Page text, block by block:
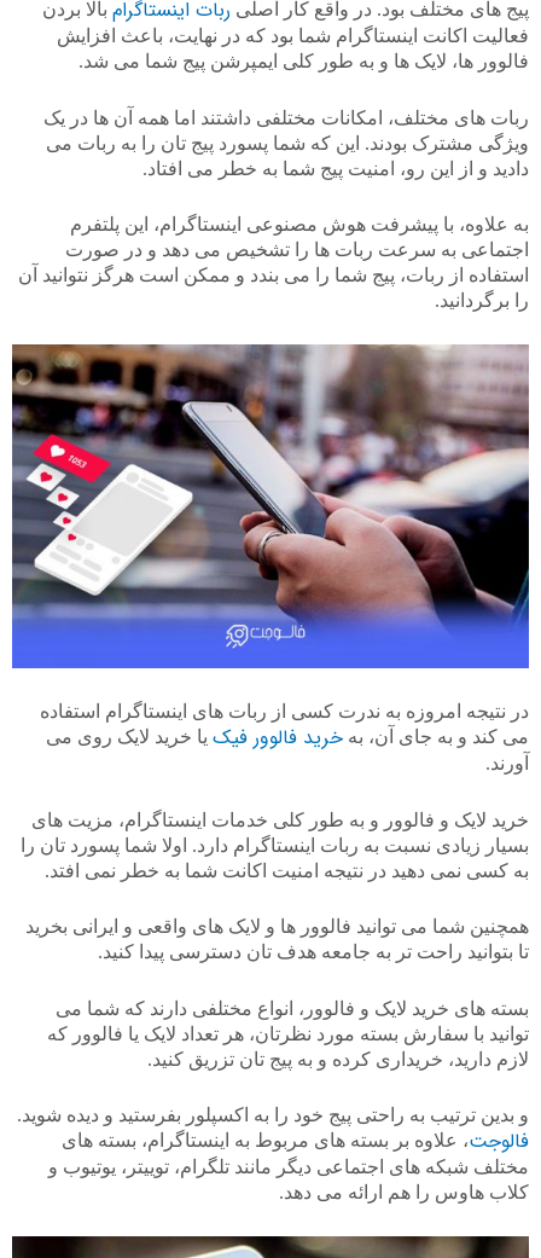
پیج های مختلف بود. در واقع کار اصلی ربات اینستاگرام بالا بردن
فعالیت اکانت اینستاگرام شما بود که در نهایت، باعث افزایش
فالوور ها، لایک ها و به طور کلی ایمپرشن پیج شما می شد.
ربات های مختلف، امکانات مختلفی داشتند اما همه آن ها در یک
ویژگی مشترک بودند. این که شما پسورد پیج تان را به ربات می
دادید و از این رو، امنیت پیج شما به خطر می افتاد.
به علاوه، با پیشرفت هوش مصنوعی اینستاگرام، این پلتفرم
اجتماعی به سرعت ربات ها را تشخیص می دهد و در صورت
استفاده از ربات، پیج شما را می بندد و ممکن است هرگز نتوانید آن
را برگردانید.
در نتیجه امروزه به ندرت کسی از ربات های اینستاگرام استفاده
می کند و به جای آن، به خرید فالوور فیک یا خرید لایک روی می
آورند.
خرید لایک و فالوور و به طور کلی خدمات اینستاگرام، مزیت های
بسیار زیادی نسبت به ربات اینستاگرام دارد. اولا شما پسورد تان را
به کسی نمی دهید در نتیجه امنیت اکانت شما به خطر نمی افتد.
همچنین شما می توانید فالوور ها و لایک های واقعی و ایرانی بخرید
تا بتوانید راحت تر به جامعه هدف تان دسترسی پیدا کنید.
بسته های خرید لایک و فالوور، انواع مختلفی دارند که شما می
توانید با سفارش بسته مورد نظرتان، هر تعداد لایک یا فالوور که
لازم دارید، خریداری کرده و به پیج تان تزریق کنید.
و بدین ترتیب به راحتی پیج خود را به اکسپلور بفرستید و دیده شوید.
فالوجت، علاوه بر بسته های مربوط به اینستاگرام، بسته های
مختلف شبکه های اجتماعی دیگر مانند تلگرام، توییتر، یوتیوب و
کلاب هاوس را هم ارائه می دهد.